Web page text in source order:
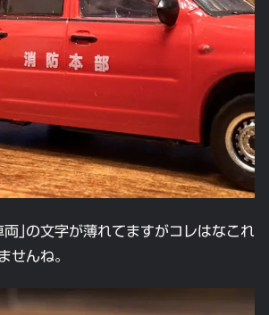
｣の文字が薄れてますがコレはなこれ
せんね。